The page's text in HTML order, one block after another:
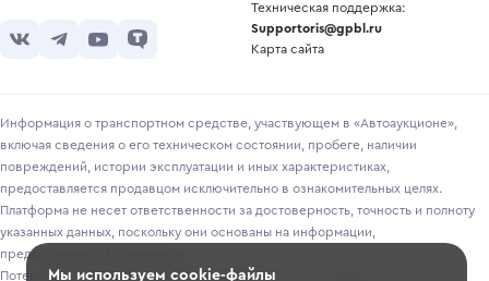
Техническая поддержка:
Supportoris@gpbl.ru
Карта сайта
Информация о транспортном средстве, участвующем в «Автоаукционе»,
включая сведения о его техническом состоянии, пробеге, наличии
повреждений, истории эксплуатации и иных характеристиках,
предоставляется продавцом исключительно в ознакомительных целях.
Платформа не несет ответственности за достоверность, точность и полноту
указанных данных, поскольку они основаны на информации,
предоставленной продавцом.
Потенциальным покупателям рекомендуется самостоятельно проверять
Мы используем cookie-файлы